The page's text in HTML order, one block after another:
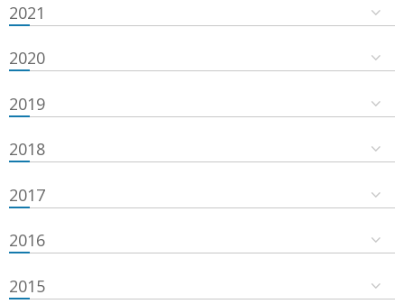
2021
2020
2019
2018
2017
2016
2015